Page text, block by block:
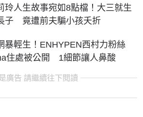
玲人生故事宛如8點檔！大三就生
子 竟遭前夫騙小孩夭折
暴輕生！ENHYPEN西村力粉絲
住處被公開 1細節讓人鼻酸
廣告 請繼續往下閱讀